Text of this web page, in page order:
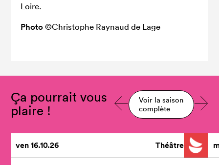
Loire.
Photo©Christophe Raynaud de Lage
Ça pourrait vous
plaire !
Voir la saison
complète
ven16.10.26 Théâtre